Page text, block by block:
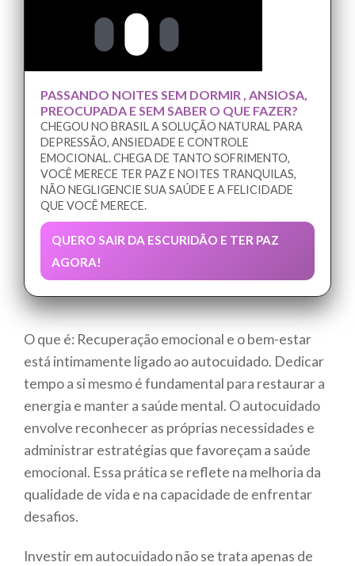
PASSANDO NOITES SEM DORMIR , ANSIOSA,
PREOCUPADA E SEM SABER O QUE FAZER?
CHEGOU NO BRASIL A SOLUÇÃO NATURAL PARA
DEPRESSÃO, ANSIEDADE E CONTROLE
EMOCIONAL. CHEGA DE TANTO SOFRIMENTO,
VOCÊ MERECE TER PAZ E NOITES TRANQUILAS,
NÃO NEGLIGENCIE SUA SAÚDE E A FELICIDADE
QUE VOCÊ MERECE.
QUERO SAIR DA ESCURIDÃO E TER PAZ
AGORA!
O que é: Recuperação emocional e o bem-estar
está intimamente ligado ao autocuidado. Dedicar
tempo a si mesmo é fundamental para restaurar a
energia e manter a saúde mental. O autocuidado
envolve reconhecer as próprias necessidades e
administrar estratégias que favoreçam a saúde
emocional. Essa prática se reflete na melhoria da
qualidade de vida e na capacidade de enfrentar
desafios.
Investir em autocuidado não se trata apenas de